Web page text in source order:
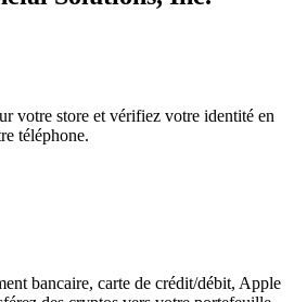
votre store et vérifiez votre identité en
téléphone.
bancaire, carte de crédit/débit, Apple